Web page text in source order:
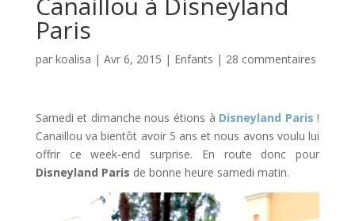
Paris
par koalisa | Avr 6, 2015 | Enfants | 28 commentaires
Samedi et dimanche nous étions à Disneyland Paris !
Canaillou va bientôt avoir 5 ans et nous avons voulu lui
offrir ce week-end surprise. En route donc pour
Disneyland Paris de bonne heure samedi matin.